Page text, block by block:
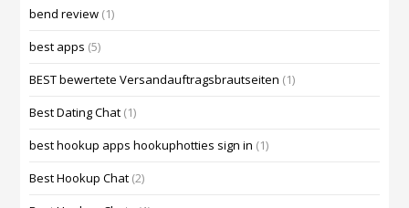
bend review (1)
best apps (5)
BEST bewertete Versandauftragsbrautseiten (1)
Best Dating Chat (1)
best hookup apps hookuphotties sign in (1)
Best Hookup Chat (2)